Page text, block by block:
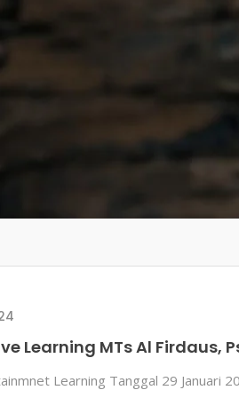
Learning MTs Al Firdaus,
Learning Tanggal 29 Januari